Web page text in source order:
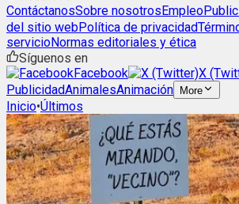
ContáctanosSobre nosotrosEmpleo
del sitio webPolítica de privacidad
servicioNormas editoriales y ética
Síguenos en
Facebook
X
PublicidadAnimalesAnimación More
Inicio•Últimos